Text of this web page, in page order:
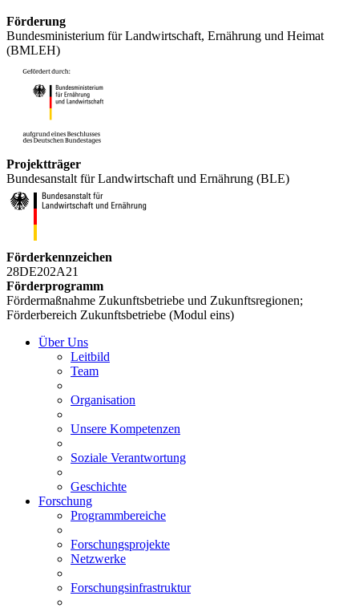
Förderung
Bundesministerium für Landwirtschaft, Ernährung und Heimat
(BMLEH)
Projektträger
Bundesanstalt für Landwirtschaft und Ernährung (BLE)
Förderkennzeichen
28DE202A21
Förderprogramm
Fördermaßnahme Zukunftsbetriebe und Zukunftsregionen;
Förderbereich Zukunftsbetriebe (Modul eins)
Über Uns
Leitbild
Team
Organisation
Unsere Kompetenzen
Soziale Verantwortung
Geschichte
Forschung
Programmbereiche
Forschungsprojekte
Netzwerke
Forschungsinfrastruktur